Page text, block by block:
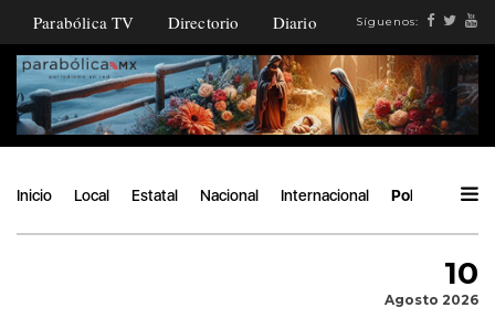
Parabólica TV Directorio Diario Síguenos:
Inicio Local Estatal Nacional Internacional Política
10
Agosto 2026